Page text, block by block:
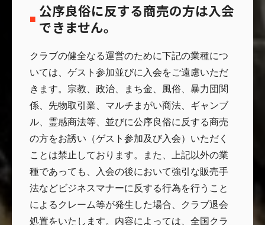
公序良俗に反する商売の方は入会
できません。
クラブの健全なる運営のために下記の業種につ
いては、ゲスト参加並びに入会をご遠慮いただ
きます。宗教、政治、まち金、風俗、暴力団関
係、先物取引業、マルチまがい商法、ギャンブ
ル、霊感商法等、並びに公序良俗に反する商売
の方をお誘い（ゲスト参加及び入会）いただく
ことは禁止しております。また、上記以外の業
種であっても、入会の後において強引な販売手
法などビジネスマナーに反する行為を行うこと
によるクレーム等が発生した場合、クラブ退会
処置をいたします。内容によっては、全国クラ